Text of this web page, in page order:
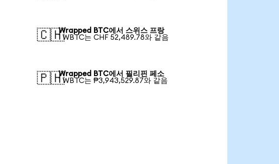
🇨🇭Wrapped BTC에서 스위스 프랑
1 WBTC는 CHF 52,489.78와 같음
🇵🇭Wrapped BTC에서 필리핀 페소
1 WBTC는 ₱3,943,529.87와 같음